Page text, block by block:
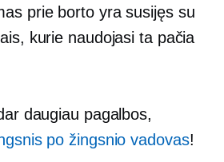
prie borto yra susijęs su
kurie naudojasi ta pačia
daugiau pagalbos,
po žingsnio vadovas!